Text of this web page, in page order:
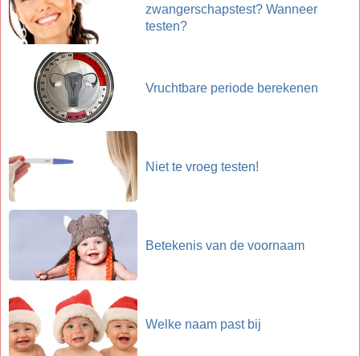
zwangerschapstest? Wanneer
testen?
Vruchtbare periode berekenen
Niet te vroeg testen!
Betekenis van de voornaam
Welke naam past bij